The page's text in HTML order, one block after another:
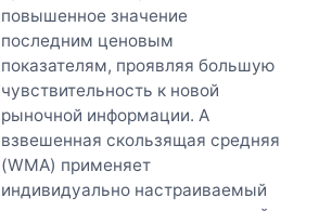
повышенное значение
последним ценовым
показателям, проявляя большую
чувствительность к новой
рыночной информации. А
взвешенная скользящая средняя
(WMA) применяет
индивидуально настраиваемый